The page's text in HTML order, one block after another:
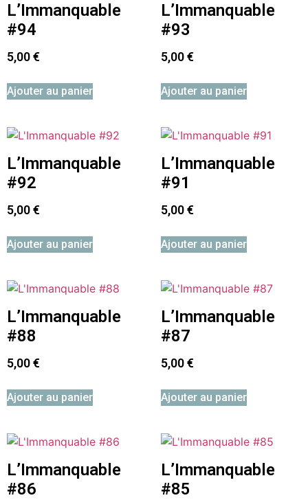
L’Immanquable
#94
5,00€
Ajouter au panier
L’Immanquable
#93
5,00€
Ajouter au panier
L’Immanquable
#92
5,00€
Ajouter au panier
L’Immanquable
#91
5,00€
Ajouter au panier
L’Immanquable
#88
5,00€
Ajouter au panier
L’Immanquable
#87
5,00€
Ajouter au panier
L’Immanquable
#86
L’Immanquable
#85